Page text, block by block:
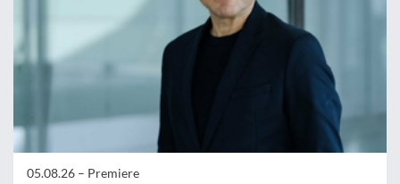
05.08.26 – Premiere